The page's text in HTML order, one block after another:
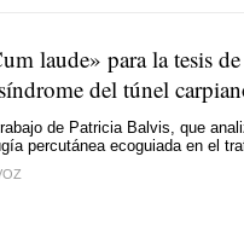
laude» para la tesis
del túnel
de Patricia Balvis, que
percutánea ecoguiada en el